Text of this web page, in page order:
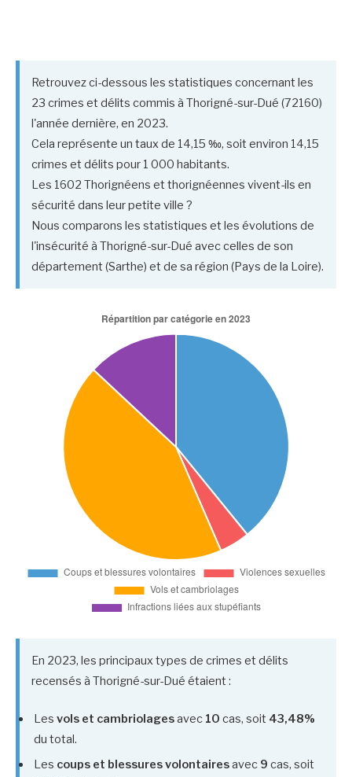
Retrouvez ci-dessous les statistiques concernant les
23 crimes et délits commis à Thorigné-sur-Dué (72160)
l'année dernière, en 2023.
Cela représente un taux de 14,15 ‰, soit environ 14,15
crimes et délits pour 1 000 habitants.
Les 1602 Thorignéens et thorignéennes vivent-ils en
sécurité dans leur petite ville ?
Nous comparons les statistiques et les évolutions de
l'insécurité à Thorigné-sur-Dué avec celles de son
département (Sarthe) et de sa région (Pays de la Loire).
En 2023, les principaux types de crimes et délits
recensés à Thorigné-sur-Dué étaient :
Les vols et cambriolagesavec 10 cas, soit 43,48%
du total.
Les coups et blessures volontairesavec 9 cas, soit